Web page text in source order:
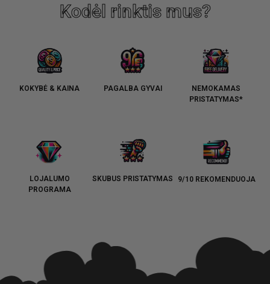
Kodėl rinktis mus?
KOKYBĖ & KAINA PAGALBA GYVAI
NEMOKAMAS
PRISTATYMAS*
LOJALUMO
PROGRAMA
SKUBUS PRISTATYMAS 9/10 REKOMENDUOJA